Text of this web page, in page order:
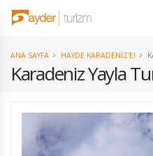
Karadeniz Yayla
ANA SAYFA HAYDE KARADENIZ'E!